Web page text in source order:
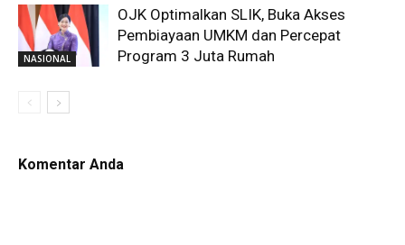
NASIONAL
OJK Optimalkan SLIK, Buka Akses
Pembiayaan UMKM dan Percepat
Program 3 Juta Rumah
Komentar Anda